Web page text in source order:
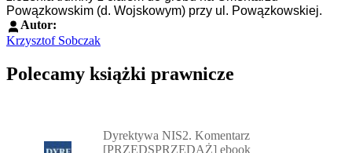
Powązkowskim (d. Wojskowym) przy ul. Powązkowskiej.
Autor:
Krzysztof Sobczak
Polecamy książki prawnicze
Dyrektywa NIS2. Komentarz
[PRZEDSPRZEDAŻ] ebook